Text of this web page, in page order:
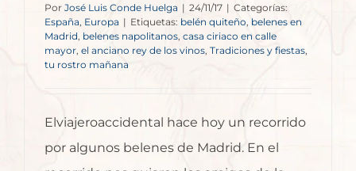
Por José Luis Conde Huelga | 24/11/17 | Categorías:
España Europa | Etiquetas: belén quiteño, belenes en
Madrid belenes napolitanos casa ciriaco en calle
mayor, el anciano rey de los vinos, Tradiciones y fiestas,
tu rostro mañana
Elviajeroaccidental hace hoy un recorrido
por algunos belenes de Madrid. En el